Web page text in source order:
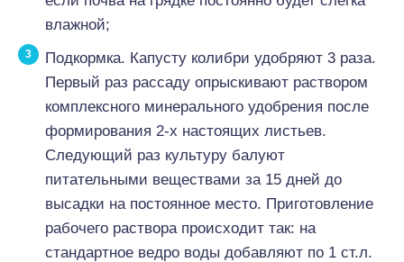
влажной;
Подкормка. Капусту колибри удобряют 3 раза.
Первый раз рассаду опрыскивают раствором
комплексного минерального удобрения после
формирования 2-х настоящих листьев.
Следующий раз культуру балуют
питательными веществами за 15 дней до
высадки на постоянное место. Приготовление
рабочего раствора происходит так: на
стандартное ведро воды добавляют по 1 ст.л.